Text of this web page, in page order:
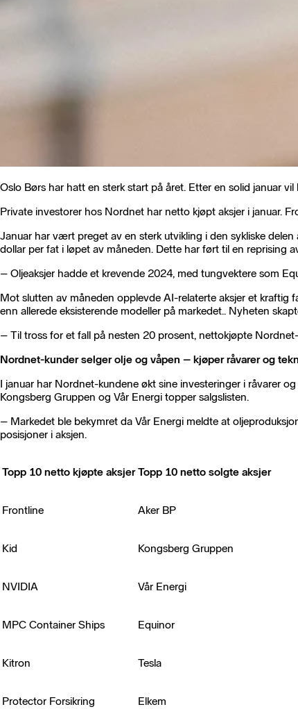
Oslo Børs har hatt en sterk start på året. Etter en solid januar
Private investorer hos Nordnet har netto kjøpt aksjer i januar.
Januar har vært preget av en sterk utvikling i den sykliske
dollar per fat i løpet av måneden. Dette har ført til en reprising
– Oljeaksjer hadde et krevende 2024, med tungvektere som
Mot slutten av måneden opplevde AI-relaterte aksjer et kraftig
enn allerede eksisterende modeller på markedet.. Nyheten
– Til tross for et fall på nesten 20 prosent, nettokjøpte
Nordnet-kunder selger olje og våpen – kjøper råvarer og
I januar har Nordnet-kundene økt sine investeringer i råvarer
Kongsberg Gruppen og Vår Energi topper salgslisten.
– Markedet ble bekymret da Vår Energi meldte at
posisjoner i aksjen.
Topp 10 netto kjøpte aksjer Topp 10 netto solgte aksjer
Frontline Aker BP
Kid Kongsberg Gruppen
NVIDIA Vår Energi
MPC Container Ships Equinor
Kitron Tesla
Protector Forsikring Elkem